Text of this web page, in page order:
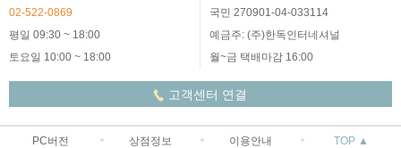
02-522-0869
평일 09:30 ~ 18:00
토요일 10:00 ~ 18:00
국민 270901-04-033114
예금주: (주)한독인터네셔널
월~금 택배마감 16:00
고객센터 연결
PC버전 상점정보 이용안내 TOP ▲